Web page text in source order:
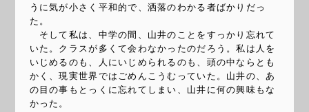
うに気が小さく平和的で、洒落のわかる者ばかりだっ
た。
そして私は、中学の間、山井のことをすっかり忘れて
いた。クラスが多くて会わなかったのだろう。私は人を
いじめるのも、人にいじめられるのも、頭の中ならとも
かく、現実世界ではごめんこうむっていた。山井の、あ
の目の事もとっくに忘れてしまい、山井に何の興味もな
かった。